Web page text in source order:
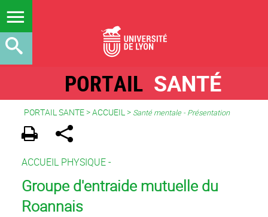
PORTAIL SANTÉ
PORTAIL SANTE>ACCUEIL> Santé mentale - Présentation
ACCUEIL PHYSIQUE -
Groupe d'entraide mutuelle du
Roannais